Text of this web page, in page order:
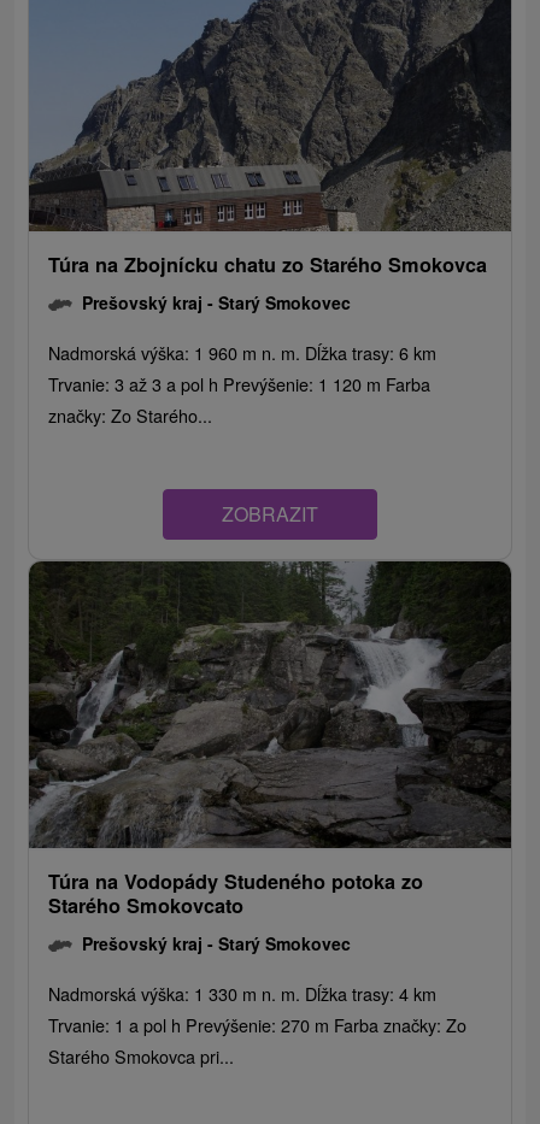
Túra na Zbojnícku chatu zo Starého Smokovca
Prešovský kraj -Starý Smokovec
Nadmorská výška: 1 960 m n. m. Dĺžka trasy: 6 km
Trvanie: 3 až 3 a pol h Prevýšenie: 1 120 m Farba
značky: Zo Starého...
ZOBRAZIT
Túra na Vodopády Studeného potoka zo
Starého Smokovcato
Prešovský kraj -Starý Smokovec
Nadmorská výška: 1 330 m n. m. Dĺžka trasy: 4 km
Trvanie: 1 a pol h Prevýšenie: 270 m Farba značky: Zo
Starého Smokovca pri...